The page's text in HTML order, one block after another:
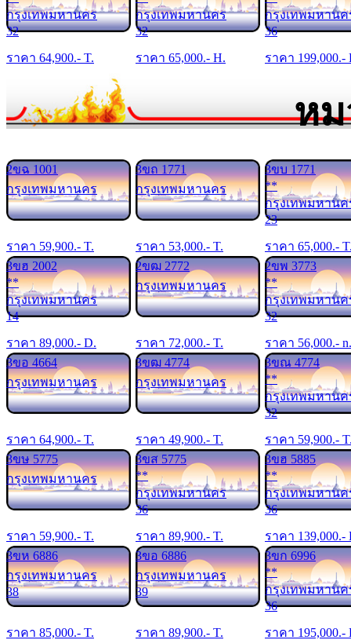
กรุงเทพมหานคร
32
ราคา 64,900.- T.
กรุงเทพมหานคร
32
ราคา 65,000.- H.
กรุงเทพมหานค
36
ราคา 199,000.-
หม
2ขฉ 1001
กรุงเทพมหานคร
ราคา 59,900.- T.
3ขถ 1771
กรุงเทพมหานคร
ราคา 53,000.- T.
3ขบ 1771
**
กรุงเทพมหานค
23
ราคา 65,000.-
3ขฮ 2002
**
กรุงเทพมหานคร
14
ราคา 89,000.- D.
2ขฒ 2772
กรุงเทพมหานคร
ราคา 72,000.- T.
2ขพ 3773
**
กรุงเทพมหานค
32
ราคา 56,000.- n.
3ขอ 4664
กรุงเทพมหานคร
ราคา 64,900.- T.
3ขฒ 4774
กรุงเทพมหานคร
ราคา 49,900.- T.
3ขณ 4774
**
กรุงเทพมหานค
32
ราคา 59,900.-
3ขษ 5775
กรุงเทพมหานคร
ราคา 59,900.- T.
3ขส 5775
**
กรุงเทพมหานคร
36
ราคา 89,900.- T.
3ขฮ 5885
**
กรุงเทพมหานค
36
ราคา 139,000.-
3ขห 6886
กรุงเทพมหานคร
38
ราคา 85,000.- T.
3ขอ 6886
กรุงเทพมหานคร
39
ราคา 89,900.- T.
3ขก 6996
**
กรุงเทพมหานค
36
ราคา 195,000.-